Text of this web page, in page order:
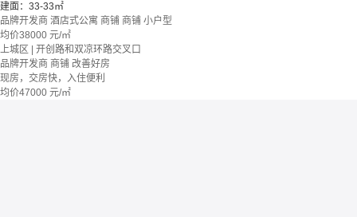
建面：33-33㎡
品牌开发商 酒店式公寓 商铺 商铺 小户型
均价38000 元/㎡
上城区 | 开创路和双凉环路交叉口
品牌开发商 商铺 改善好房
现房，交房快，入住便利
均价47000 元/㎡